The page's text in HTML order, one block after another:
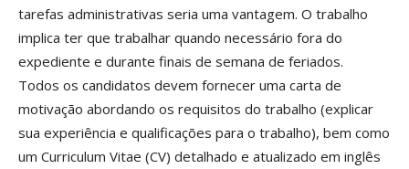
tarefas administrativas seria uma vantagem. O trabalho
implica ter que trabalhar quando necessário fora do
expediente e durante finais de semana de feriados.
Todos os candidatos devem fornecer uma carta de
motivação abordando os requisitos do trabalho (explicar
sua experiência e qualificações para o trabalho), bem como
um Curriculum Vitae (CV) detalhado e atualizado em inglês